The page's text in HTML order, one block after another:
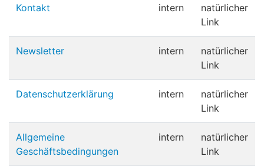
Kontakt intern
natürlicher
Link
Newsletter intern
natürlicher
Link
Datenschutzerklärung intern
natürlicher
Link
Allgemeine
Geschäftsbedingungen
intern
natürlicher
Link